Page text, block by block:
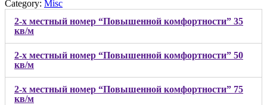
Category: Misc
2-х местный номер “Повышенной комфортности” 35
кв/м
2-х местный номер “Повышенной комфортности” 50
кв/м
2-х местный номер “Повышенной комфортности” 75
кв/м